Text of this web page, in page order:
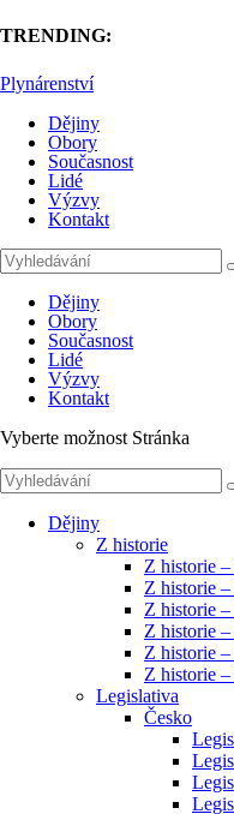
TRENDING:
Plynárenství
Dějiny
Obory
Současnost
Lidé
Výzvy
Kontakt
Dějiny
Obory
Současnost
Lidé
Výzvy
Kontakt
Vyberte možnost Stránka
Dějiny
Z historie
Z historie
Z historie
Z historie
Z historie
Z historie
Z historie –
Legislativa
Česko